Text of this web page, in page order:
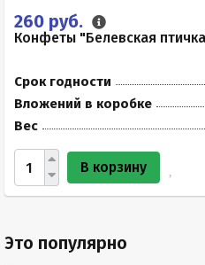
260 руб.
Конфеты "Белевская
Срок годности
Вложений в коробке
Вес
В корзину
Это популярно